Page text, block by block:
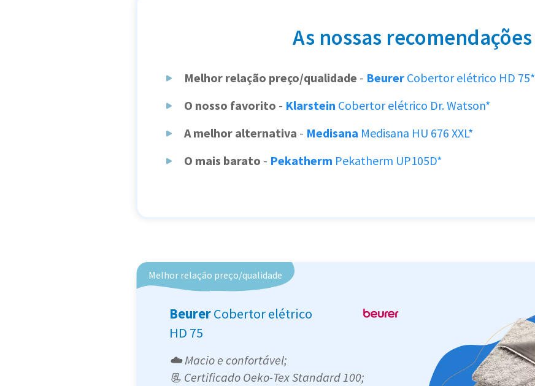
As nossas recomendações
Melhor relação preço/qualidade - Beurer Cobertor elétrico HD 75*
O nosso favorito - Klarstein Cobertor elétrico Dr. Watson*
A melhor alternativa - Medisana Medisana HU 676 XXL*
O mais barato - Pekatherm Pekatherm UP105D*
Melhor relação preço/qualidade
BeurerCobertor elétrico
HD 75
☁️ Macio e confortável;
📃 Certificado Oeko-Tex Standard 100;